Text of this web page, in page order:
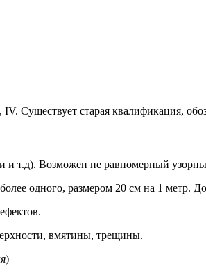
Существует старая квалификация,
и т.д). Возможен не равномерный
одного, размером 20 см на 1 метр.
вмятины, трещины.
)